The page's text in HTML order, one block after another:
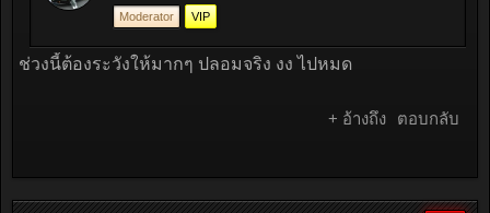
Moderator VIP
ช่วงนี้ต้องระวังให้มากๆ ปลอมจริง งง ไปหมด
+ อ้างถึง ตอบกลับ